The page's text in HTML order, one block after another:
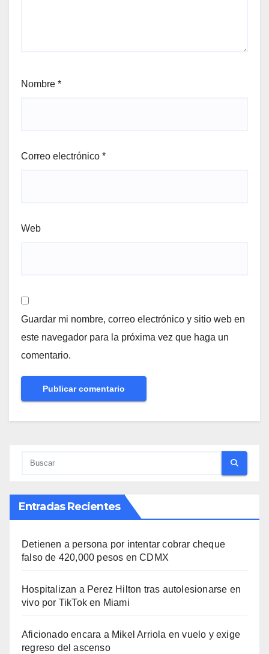
Nombre *
Correo electrónico *
Web
Guardar mi nombre, correo electrónico y sitio web en
este navegador para la próxima vez que haga un
comentario.
Entradas Recientes
Detienen a persona por intentar cobrar cheque
falso de 420,000 pesos en CDMX
Hospitalizan a Perez Hilton tras autolesionarse en
vivo por TikTok en Miami
Aficionado encara a Mikel Arriola en vuelo y exige
regreso del ascenso